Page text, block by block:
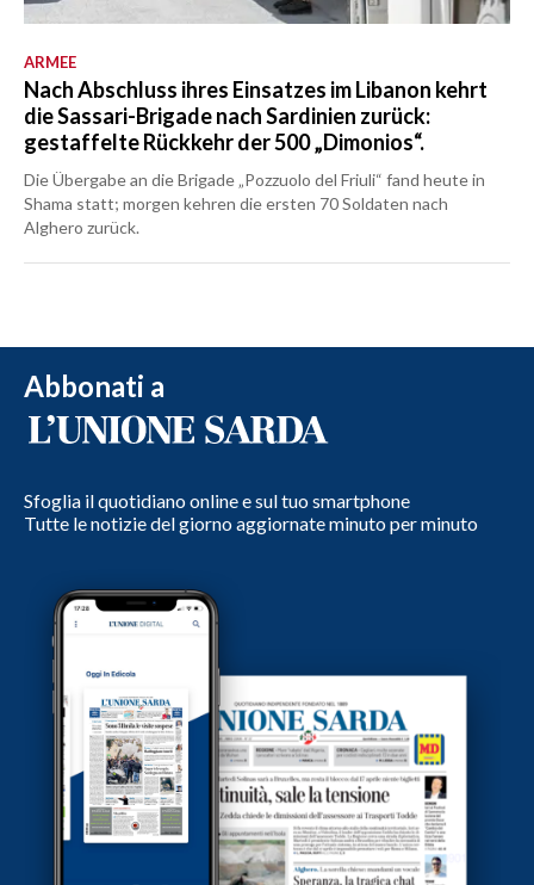
ARMEE
Nach Abschluss ihres Einsatzes im Libanon kehrt
die Sassari-Brigade nach Sardinien zurück:
gestaffelte Rückkehr der 500 „Dimonios“.
Die Übergabe an die Brigade „Pozzuolo del Friuli“ fand heute in
Shama statt; morgen kehren die ersten 70 Soldaten nach
Alghero zurück.
Abbonati a
Sfoglia il quotidiano online e sul tuo smartphone
Tutte le notizie del giorno aggiornate minuto per minuto